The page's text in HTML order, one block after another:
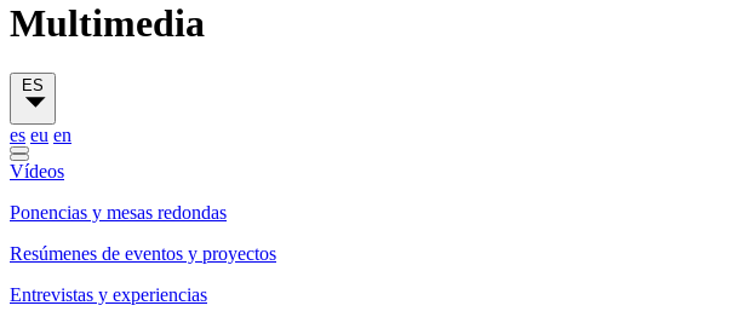
Multimedia
ES
es eu en
Vídeos
Ponencias y mesas redondas
Resúmenes de eventos y proyectos
Entrevistas y experiencias